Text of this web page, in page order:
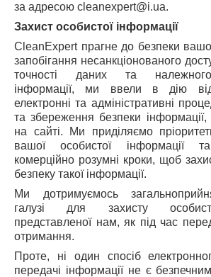
за адресою c leanexpert@i.ua.
Захист особистої інформації
CleanExpert прагне до безпеки
запобігання несанкціонованого
точності даних та
інформації, ми ввели в дію
електронні та адміністративні
та збереження безпеки
на сайті. Ми приділяємо
вашої особистої інформації
комерційно розумні кроки, щоб
безпеку такої інформації.
Ми дотримуємось
галузі для захисту
представленої нам, як під час
отримання.
Проте, ні один спосіб
передачі інформації не є